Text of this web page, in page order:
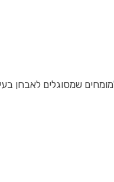
שמסוגלים לאבחן